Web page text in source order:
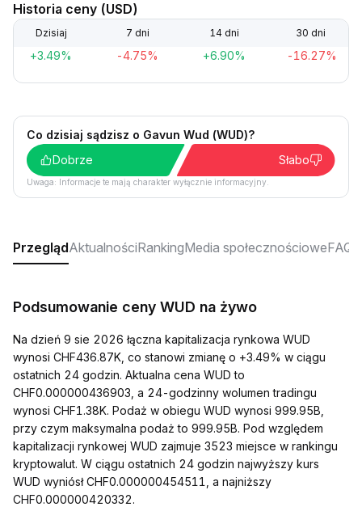
Historia ceny (USD)
Dzisiaj 7 dni 14 dni 30 dni
+3.49% -4.75% +6.90% -16.27%
Co dzisiaj sądzisz o Gavun Wud (WUD)?
Dobrze
Słabo
Uwaga: Informacje te mają charakter wyłącznie informacyjny.
PrzeglądAktualnościRankingMedia społecznościoweFAQ
Podsumowanie ceny WUD na żywo
Na dzień 9 sie 2026 łączna kapitalizacja rynkowa WUD
wynosi CHF436.87K, co stanowi zmianę o +3.49% w ciągu
ostatnich 24 godzin. Aktualna cena WUD to
CHF0.000000436903, a 24-godzinny wolumen tradingu
wynosi CHF1.38K. Podaż w obiegu WUD wynosi 999.95B,
przy czym maksymalna podaż to 999.95B. Pod względem
kapitalizacji rynkowej WUD zajmuje 3523 miejsce w rankingu
kryptowalut. W ciągu ostatnich 24 godzin najwyższy kurs
WUD wyniósł CHF0.000000454511, a najniższy
CHF0.000000420332.